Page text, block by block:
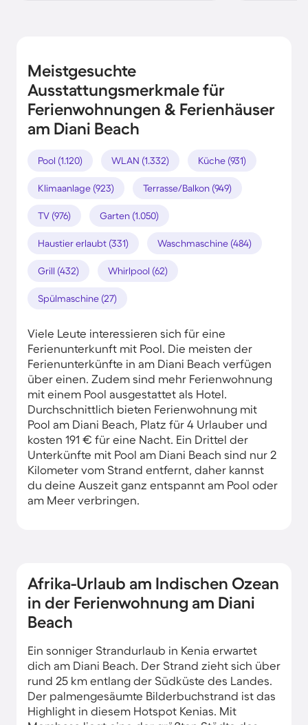
Meistgesuchte
Ausstattungsmerkmale für
Ferienwohnungen & Ferienhäuser
am Diani Beach
Pool (1.120) WLAN (1.332) Küche (931)
Klimaanlage (923) Terrasse/Balkon (949)
TV (976) Garten (1.050)
Haustier erlaubt (331) Waschmaschine (484)
Grill (432) Whirlpool (62)
Spülmaschine (27)
Viele Leute interessieren sich für eine
Ferienunterkunft mit Pool. Die meisten der
Ferienunterkünfte in am Diani Beach verfügen
über einen. Zudem sind mehr Ferienwohnung
mit einem Pool ausgestattet als Hotel.
Durchschnittlich bieten Ferienwohnung mit
Pool am Diani Beach, Platz für 4 Urlauber und
kosten 191 € für eine Nacht. Ein Drittel der
Unterkünfte mit Pool am Diani Beach sind nur 2
Kilometer vom Strand entfernt, daher kannst
du deine Auszeit ganz entspannt am Pool oder
am Meer verbringen.
Afrika-Urlaub am Indischen Ozean
in der Ferienwohnung am Diani
Beach
Ein sonniger Strandurlaub in Kenia erwartet
dich am Diani Beach. Der Strand zieht sich über
rund 25 km entlang der Südküste des Landes.
Der palmengesäumte Bilderbuchstrand ist das
Highlight in diesem Hotspot Kenias. Mit